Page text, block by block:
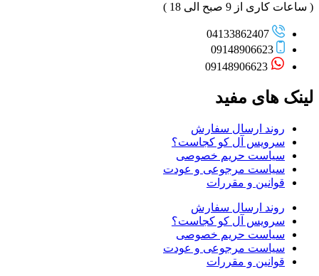
( ساعات کاری از 9 صبح الی 18 )
04133862407
09148906623
09148906623
لینک های مفید
روند ارسال سفارش
سرویس آل کو کجاست؟
سیاست حریم خصوصی
سیاست مرجوعی و عودت
قوانین و مقررات
روند ارسال سفارش
سرویس آل کو کجاست؟
سیاست حریم خصوصی
سیاست مرجوعی و عودت
قوانین و مقررات